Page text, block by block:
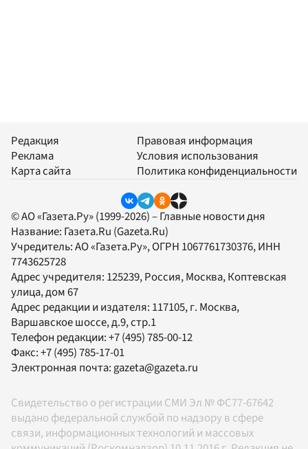
Редакция
Реклама
Карта сайта
Правовая информация
Условия использования
Политика конфиденциальности
© АО «Газета.Ру» (1999-2026) – Главные новости дня
Название: Газета.Ru (Gazeta.Ru)
Учредитель:АО «Газета.Ру», ОГРН 1067761730376, ИНН
7743625728
Адрес учредителя: 125239, Россия, Москва, Коптевская
улица, дом 67
Адрес редакции и издателя: 117105, г. Москва,
Варшавское шоссе, д.9, стр.1
Телефон редакции:+7 (495) 785-00-12
Факс:+7 (495) 785-17-01
Электронная почта:gazeta@gazeta.ru
Свидетельство о регистрации СМИ Эл № ФС77-67642
выдано федеральной службой по надзору в сфере
связи, информационных технологий и массовых